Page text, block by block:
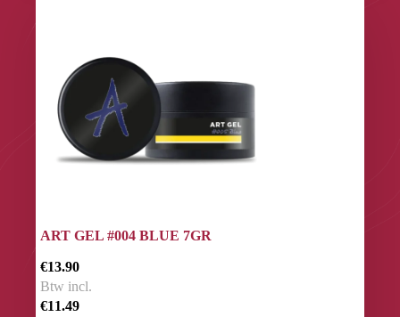
ART GEL #004 BLUE 7GR
€13.90
Btw incl.
€11.49